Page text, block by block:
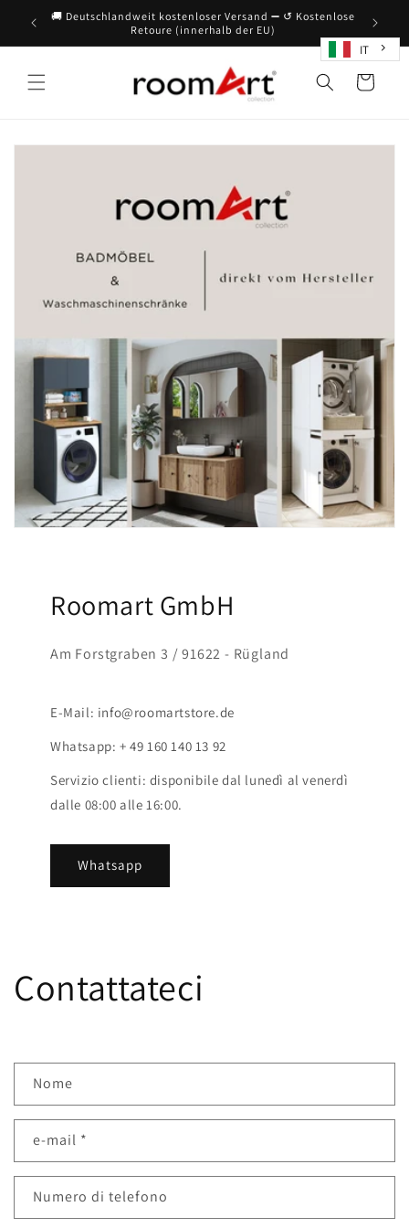
Direttamente
al contenuto
🚚 Deutschlandweit kostenloser Versand ➖ ↺ Kostenlose
Retoure (innerhalb der EU)
IT
Cestino
della
Roomart GmbH
Am Forstgraben 3 / 91622 - Rügland
E-Mail: info@roomartstore.de
Whatsapp: + 49 160 140 13 92
Servizio clienti: disponibile dal lunedì al venerdì
dalle 08:00 alle 16:00.
Whatsapp
Contattateci
d
l
d
Nome
e-mail *
Numero di telefono